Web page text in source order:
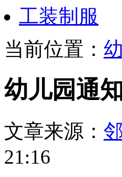
工装制服
当前位置：
幼儿园通
文章来源：
21:16